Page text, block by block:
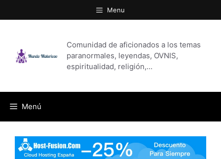
al
Menu
Comunidad de aficionados a los temas
paranormales, leyendas, OVNIS,
espiritualidad, religión,…
Menú